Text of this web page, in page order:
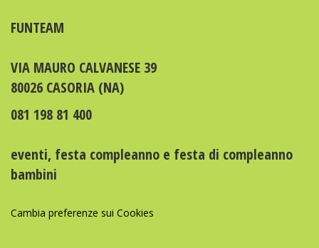
FUNTEAM
VIA MAURO CALVANESE 39
80026 CASORIA (NA)
081 198 81 400
eventi, festa compleanno e festa di compleanno
bambini
Cambia preferenze sui Cookies